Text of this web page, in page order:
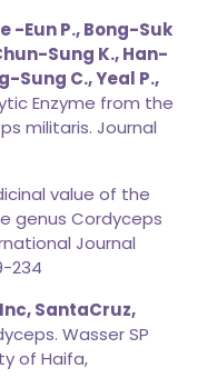
-Eun P., Bong-Suk
Sung K., Han-
Sung C., Yeal P.,
Enzyme from the
militaris. Journal
value of the
genus Cordyceps
Journal
234
SantaCruz,
Wasser SP
of Haifa,